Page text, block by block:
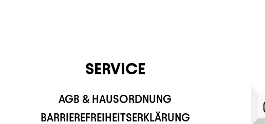
SERVICE
AGB & HAUSORDNUNG
BARRIEREFREIHEITSERKLÄRUNG